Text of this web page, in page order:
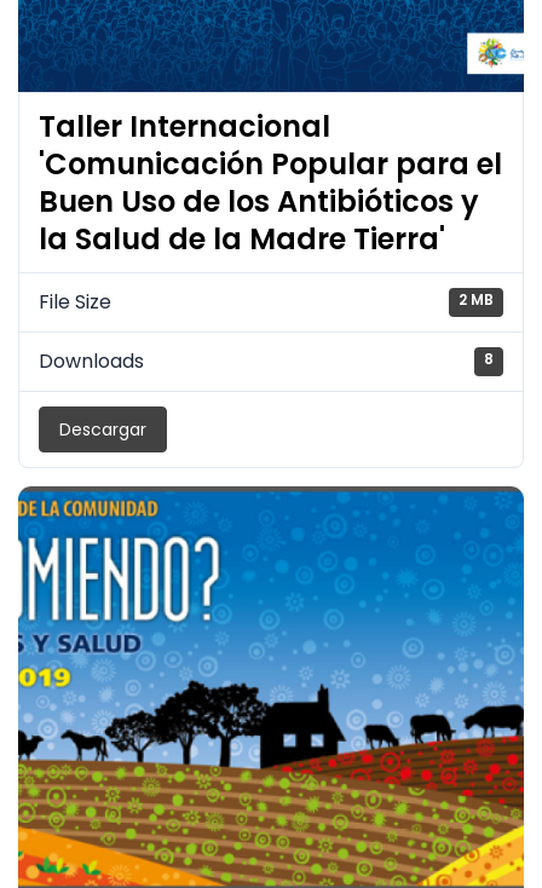
Taller Internacional
'Comunicación Popular para el
Buen Uso de los Antibióticos y
la Salud de la Madre Tierra'
File Size 2 MB
Downloads 8
Descargar